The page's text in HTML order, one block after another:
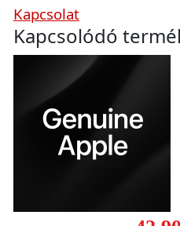
Kapcsolat
Kapcsolódó